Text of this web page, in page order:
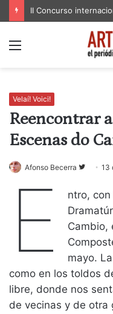
II Concurso
Menú
Velaí! Voici!
Reencontrar
Escenas do
Afonso Becerra
Follow
Twitter
13
E
ntro,
Cambio,
mayo.
como en los toldos
libre, donde nos
de vecinas y de otra